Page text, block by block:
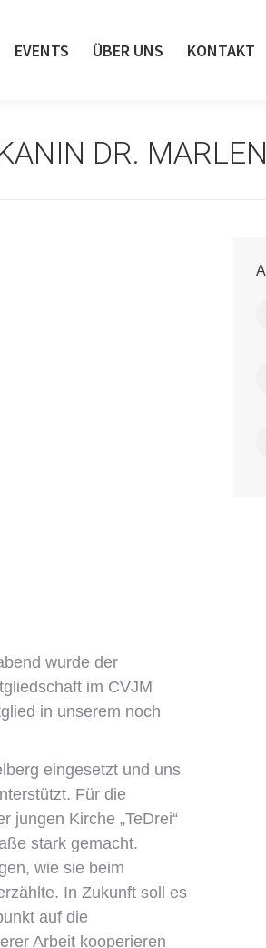
EVENTS ÜBER UNS KONTAKT
DR.
wurde der
im CVJM
in unserem noch
eingesetzt und uns
Für die
jungen Kirche „TeDrei“
stark gemacht.
wie sie beim
In Zukunft soll es
auf die
Arbeit kooperieren